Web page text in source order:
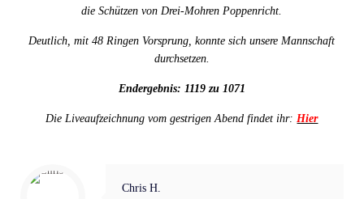
die Schützen von Drei-Mohren Poppenricht.
Deutlich, mit 48 Ringen Vorsprung, konnte sich unsere Mannschaft
durchsetzen.
Endergebnis: 1119 zu 1071
Die Liveaufzeichnung vom gestrigen Abend findet ihr:Hier
Chris H.